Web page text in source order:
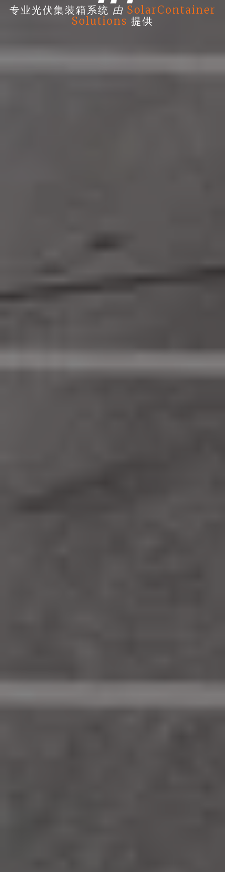
专业光伏集装箱系统 由 SolarContainer
Solutions 提供